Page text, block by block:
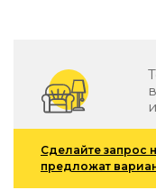
Изделия из
Светящийся камень
Подбор,
Все категории
Бренды
Сделайте запрос
предложат